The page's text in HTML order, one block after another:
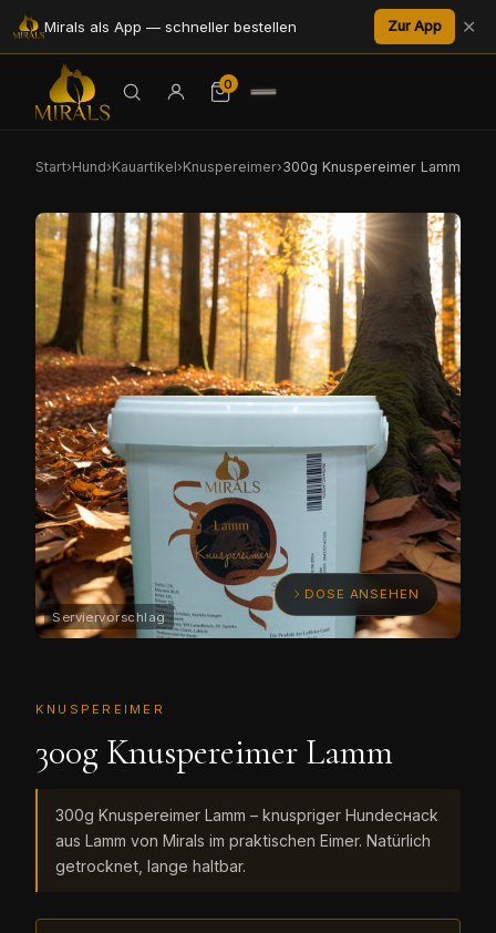
Mirals als App — schneller bestellen Zur App ✕
0
Start›Hund›Kauartikel›Knuspereimer›300g Knuspereimer Lamm
DOSE ANSEHEN
KNUSPEREIMER
300g Knuspereimer Lamm
300g Knuspereimer Lamm – knuspriger Hundeснack
aus Lamm von Mirals im praktischen Eimer. Natürlich
getrocknet, lange haltbar.